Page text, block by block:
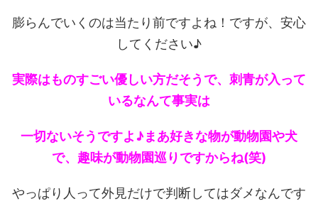
膨らんでいくのは当たり前ですよね！ですが、安心
してください♪
実際はものすごい優しい方だそうで、刺青が入って
いるなんて事実は
一切ないそうですよ♪まあ好きな物が動物園や犬
で、趣味が動物園巡りですからね(笑)
やっぱり人って外見だけで判断してはダメなんです